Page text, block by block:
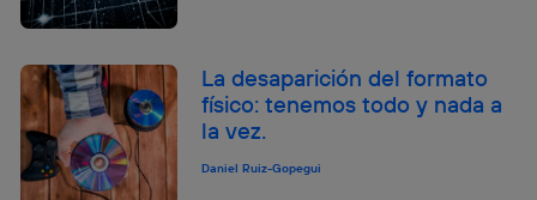
La desaparición del formato
físico: tenemos todo y nada a
la vez.
Daniel Ruiz-Gopegui